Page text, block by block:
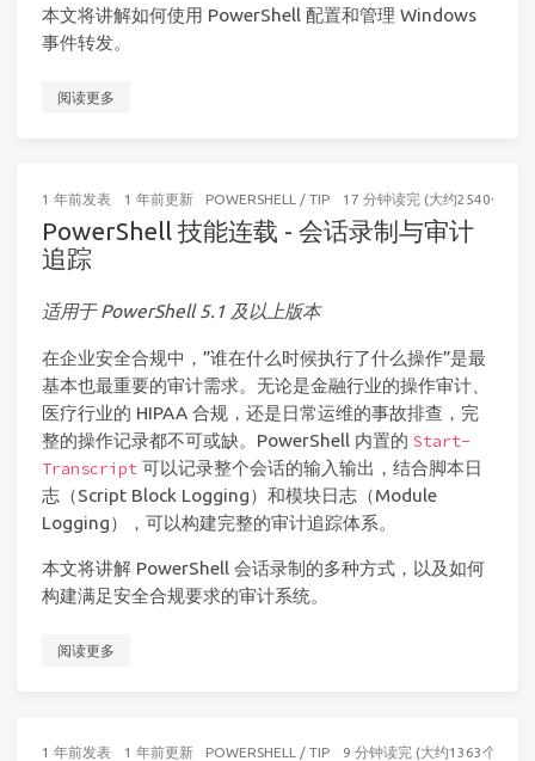
本文将讲解如何使用 PowerShell 配置和管理 Windows
事件转发。
阅读更多
1 年前发表 1 年前更新 POWERSHELL / TIP 17 分钟读完 (大约2540个字)
PowerShell 技能连载 - 会话录制与审计
追踪
适用于 PowerShell 5.1 及以上版本
在企业安全合规中，”谁在什么时候执行了什么操作”是最
基本也最重要的审计需求。无论是金融行业的操作审计、
医疗行业的 HIPAA 合规，还是日常运维的事故排查，完
整的操作记录都不可或缺。PowerShell 内置的 Start-
Transcript 可以记录整个会话的输入输出，结合脚本日
志（Script Block Logging）和模块日志（Module
Logging），可以构建完整的审计追踪体系。
本文将讲解 PowerShell 会话录制的多种方式，以及如何
构建满足安全合规要求的审计系统。
阅读更多
1 年前发表 1 年前更新 POWERSHELL / TIP 9 分钟读完 (大约1363个字)